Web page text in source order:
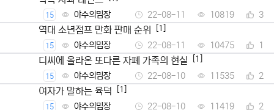
15 야수의밈장 22-08-11 10819 3
역대 소년점프 만화 판매 순위 [1]
15 야수의밈장 22-08-11 10475 1
디씨에 올라온 또다른 자폐 가족의 현실 [1]
15 야수의밈장 22-08-10 11535 2
여자가 말하는 육덕 [1]
15 야수의밈장 22-08-10 11419 2